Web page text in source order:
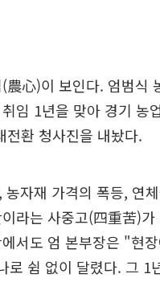
農心)이 보인다. 엄범식
임 1년을 맞아 경기 농
전환 청사진을 내놨다.
농자재 가격의 폭등, 연
라는 사중고(四重苦)가
서도 엄 본부장은 "현
로 쉼 없이 달렸다. 그 1